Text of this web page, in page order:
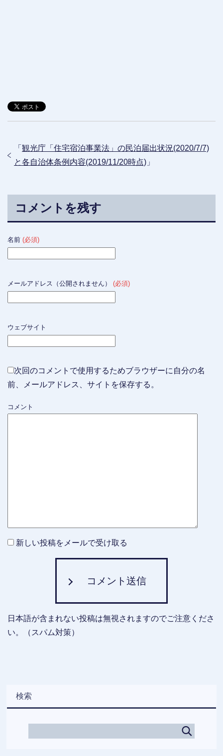
「 観光庁「住宅宿泊事業法」の民泊届出状況(2020/7/7)
と各自治体条例内容(2019/11/20時点) 」
コメントを残す
名前 (必須)
メールアドレス（公開されません） (必須)
ウェブサイト
次回のコメントで使用するためブラウザーに自分の名
前、メールアドレス、サイトを保存する。
コメント
新しい投稿をメールで受け取る
コメント送信
日本語が含まれない投稿は無視されますのでご注意くださ
い。（スパム対策）
検索